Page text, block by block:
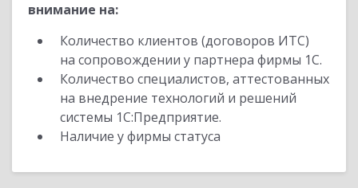
внимание на:
Количество клиентов (договоров ИТС)
на сопровождении у партнера фирмы 1С.
Количество специалистов, аттестованных
на внедрение технологий и решений
системы 1С:Предприятие.
Наличие у фирмы статуса